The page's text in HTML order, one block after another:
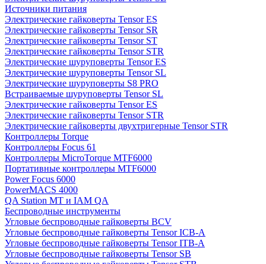
Источники питания
Электрические гайковерты Tensor ES
Электрические гайковерты Tensor SR
Электрические гайковерты Tensor ST
Электрические гайковерты Tensor STR
Электрические шуруповерты Tensor ES
Электрические шуруповерты Tensor SL
Электрические шуруповерты S8 PRO
Встраиваемые шуруповерты Tensor SL
Электрические гайковерты Tensor ES
Электрические гайковерты Tensor STR
Электрические гайковерты двухтригерные Tensor STR
Контроллеры Torque
Контроллеры Focus 61
Контроллеры MicroTorque MTF6000
Портативные контроллеры MTF6000
Power Focus 6000
PowerMACS 4000
QA Station MT и IAM QA
Беспроводные инструменты
Угловые беспроводные гайковерты BCV
Угловые беспроводные гайковерты Tensor ICB-A
Угловые беспроводные гайковерты Tensor ITB-A
Угловые беспроводные гайковерты Tensor SB